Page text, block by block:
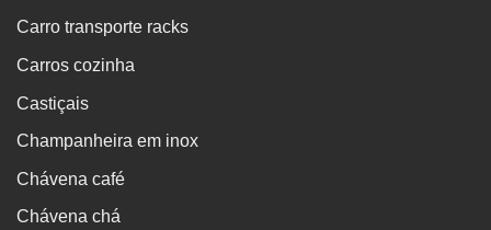
Carro transporte racks
Carros cozinha
Castiçais
Champanheira em inox
Chávena café
Chávena chá